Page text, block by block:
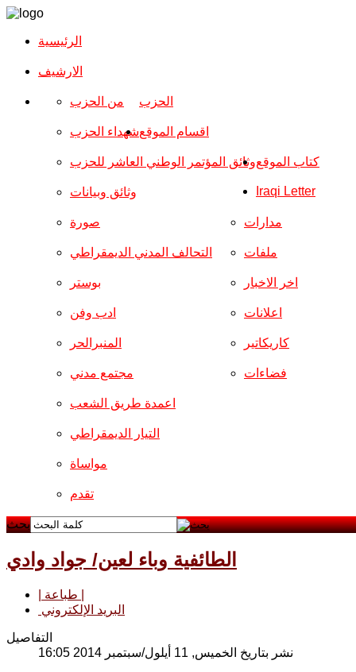
الرئيسية
الارشیف
الحزب من الحزب
شهداء الحزب
وثائق المؤتمر الوطني العاشر للحزب
وثائق وبيانات
اقسام الموقع
صورة
التحالف المدني الديمقراطي
بوستر
ادب وفن
المنبرالحر
مجتمع مدني
مدارات
ملفات
اخر الاخبار
اعلانات
كاريكاتير
فضاءات
اعمدة طريق الشعب
التيار الديمقراطي
مواساة
تقدم
كتاب الموقع
Iraqi Letter
بحث
الطائفية وباء لعين/ جواد وادي
البريد الإلكتروني
التفاصيل
نشر بتاريخ الخميس, 11 أيلول/سبتمبر 2014 16:05